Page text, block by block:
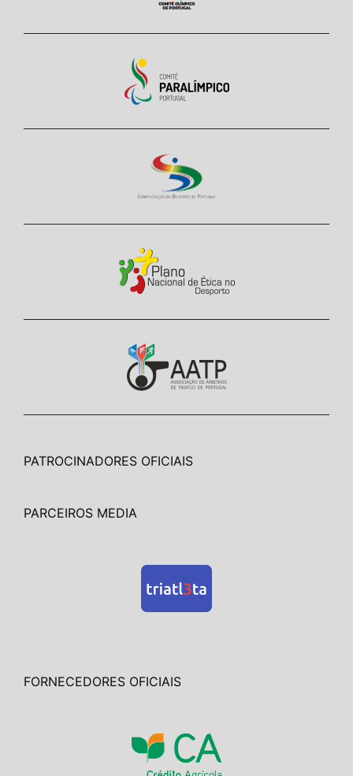
PATROCINADORES OFICIAIS
PARCEIROS MEDIA
FORNECEDORES OFICIAIS